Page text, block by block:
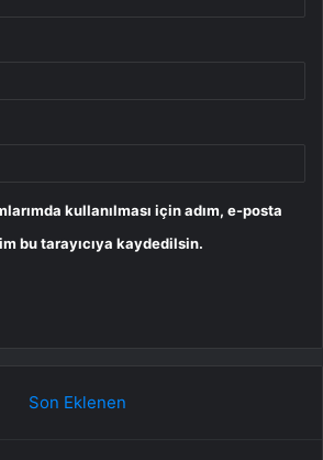
kullanılması için adım, e-posta
bu tarayıcıya kaydedilsin.
Son Eklenen